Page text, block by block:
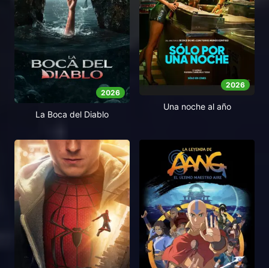
2026
La Boca del Diablo
2026
Una noche al año